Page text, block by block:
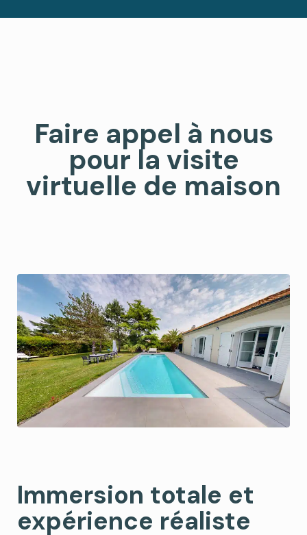
Faire appel à nous
pour la visite
virtuelle de maison
Immersion totale et
expérience réaliste